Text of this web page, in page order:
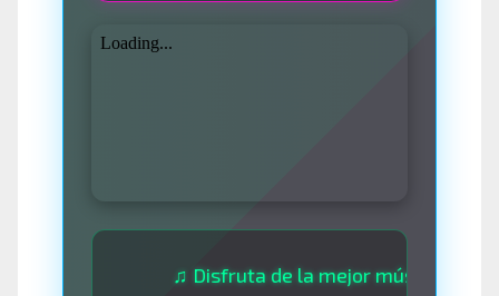
♫ Disfruta de la mejor música las 24